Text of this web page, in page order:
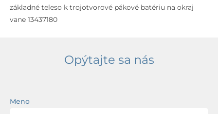
základné teleso k trojotvorové pákové batériu na okraj
vane 13437180
Opýtajte sa nás
Meno